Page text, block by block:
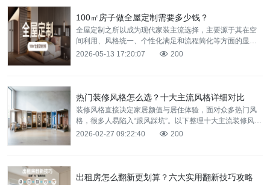
100㎡房子做全屋定制需要多少钱？
全屋定制之所以成为现代家装主流选择，主要源于其在‌空
间利用、风格统一、个性化满足和流程简化‌等方面的显著
优势。那2026年100㎡的房子做全屋定制需要多少钱呢？
2026-05-13 17:20:07 200
热门装修风格怎么选？十大主流风格详细对比
装修风格直接决定家居颜值与居住体验，面对众多热门风
格，很多人易陷入“跟风踩坑”。以下整理十大主流装修风
格，用序号清晰对比各风格核心特点、适配户型与装修重
2026-02-27 09:22:40 200
出租房怎么翻新更划算？六大实用翻新技巧攻略